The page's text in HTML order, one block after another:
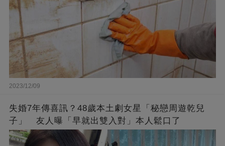
2023/12/09
失婚7年傳喜訊？48歲本土劇女星「秘戀周遊乾兒
子」 友人曝「早就出雙入對」本人鬆口了